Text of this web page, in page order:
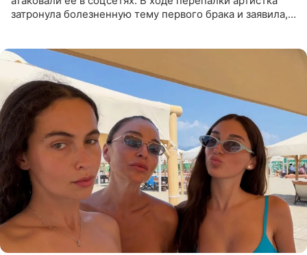
затронула болезненную тему первого брака и заявила,